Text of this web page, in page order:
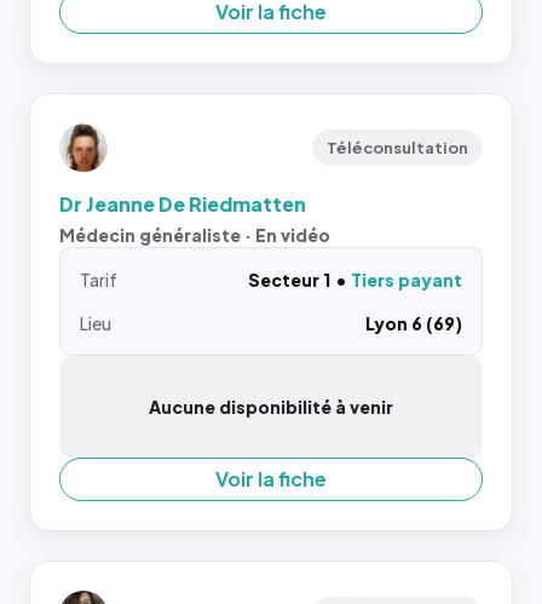
Voir la fiche
Téléconsultation
Dr Jeanne De Riedmatten
Médecin généraliste · En vidéo
Tarif Secteur 1
Tiers payant
Lieu
Lyon 6 (69)
Aucune disponibilité à venir
Voir la fiche